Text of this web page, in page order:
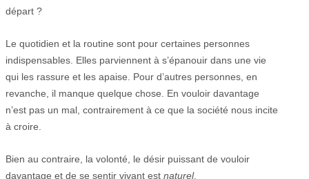
départ ?
Le quotidien et la routine sont pour certaines personnes
indispensables. Elles parviennent à s’épanouir dans une vie
qui les rassure et les apaise. Pour d’autres personnes, en
revanche, il manque quelque chose. En vouloir davantage
n’est pas un mal, contrairement à ce que la société nous incite
à croire.
Bien au contraire, la volonté, le désir puissant de vouloir
davantage et de se sentir vivant est naturel.